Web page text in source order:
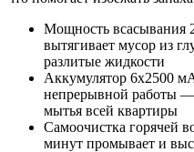
Мощность всасывания
вытягивает мусор из
разлитые жидкости
Аккумулятор 6х2500
непрерывной работы —
мытья всей квартиры
Самоочистка горячей
минут промывает и